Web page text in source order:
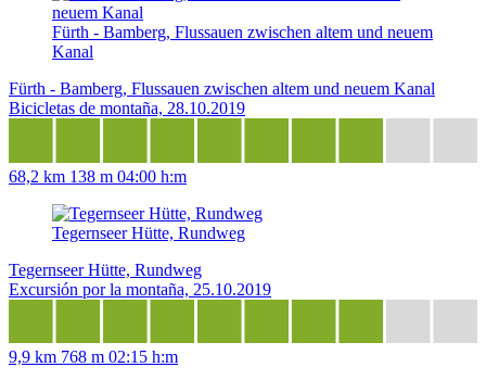
Fürth - Bamberg, Flussauen zwischen altem und neuem
Kanal
Fürth - Bamberg, Flussauen zwischen altem und neuem Kanal
Bicicletas de montaña, 28.10.2019
68,2 km 138 m 04:00 h:m
Tegernseer Hütte, Rundweg
Tegernseer Hütte, Rundweg
Excursión por la montaña, 25.10.2019
9,9 km 768 m 02:15 h:m